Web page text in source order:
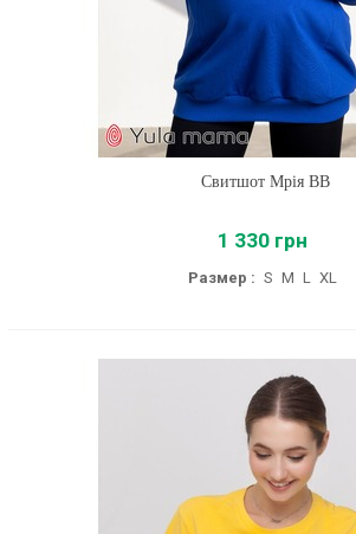
Свитшот Мрія BB
1 330 грн
Размер : S M L XL